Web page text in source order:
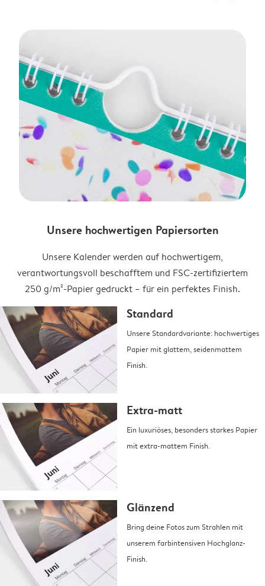
Unsere hochwertigen Papiersorten
Unsere Kalender werden auf hochwertigem,
verantwortungsvoll beschafftem und FSC-zertifiziertem
250 g/m²-Papier gedruckt – für ein perfektes Finish.
Standard
Unsere Standardvariante: hochwertiges
Papier mit glattem, seidenmattem
Finish.
Extra-matt
Ein luxuriöses, besonders starkes Papier
mit extra-mattem Finish.
Glänzend
Bring deine Fotos zum Strahlen mit
unserem farbintensiven Hochglanz-
Finish.